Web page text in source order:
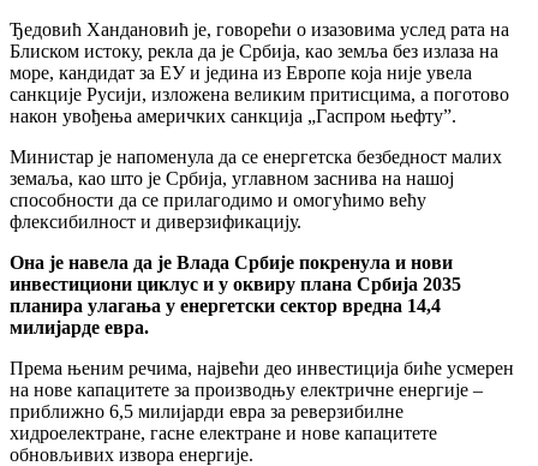
Ђедовић Хандановић је, говорећи о изазовима услед рата на
Блиском истоку, рекла да је Србија, као земља без излаза на
море, кандидат за ЕУ и једина из Европе која није увела
санкције Русији, изложена великим притисцима, а поготово
након увођења америчких санкција „Гаспром њефтуˮ.
Министар је напоменула да се енергетска безбедност малих
земаља, као што је Србија, углавном заснива на нашој
способности да се прилагодимо и омогућимо већу
флексибилност и диверзификацију.
Она је навела да је Влада Србије покренула и нови
инвестициони циклус и у оквиру плана Србија 2035
планира улагања у енергетски сектор вредна 14,4
милијарде евра.
Према њеним речима, највећи део инвестиција биће усмерен
на нове капацитете за производњу електричне енергије –
приближно 6,5 милијарди евра за реверзибилне
хидроелектране, гасне електране и нове капацитете
обновљивих извора енергије.